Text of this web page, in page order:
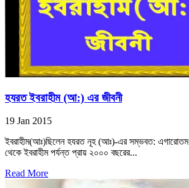
হযরত ইবরাহীম (আ:) এর জীবনী
19 Jan 2015
ইবরাহীম(আঃ)ছিলেন হযরত নূহ (আঃ)-এর সম্ভবত:
থেকে ইবরাহীম পর্যন্ত প্রায় ২০০০ বছরের...
Read More